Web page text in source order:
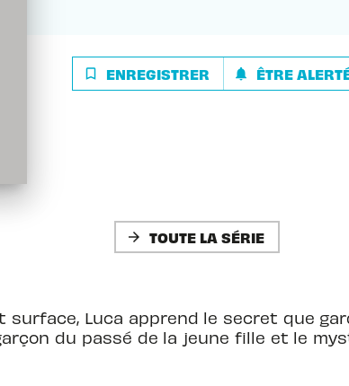
bookmark_border ENREGISTRER notifications ÊTRE
arrow_forward TOUTE LA SÉRIE
Luca apprend le secret que
du passé de la jeune fille et le